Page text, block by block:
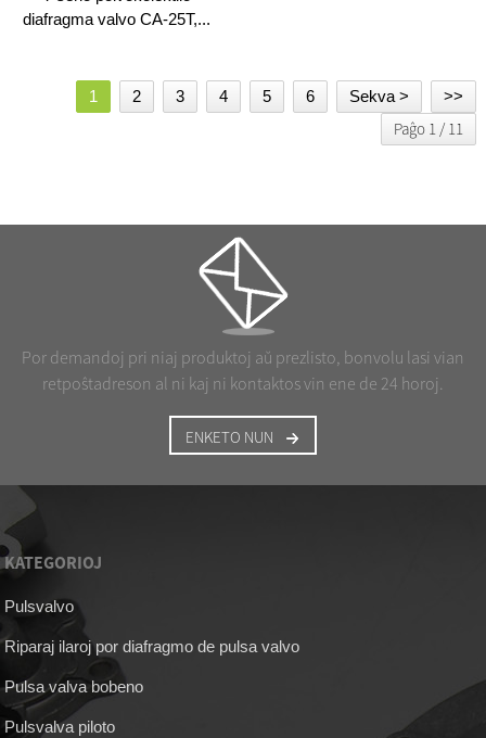
diafragma valvo CA-25T,...
1 2 3 4 5 6 Sekva > >>
Paĝo 1 / 11
Por demandoj pri niaj produktoj aŭ prezlisto, bonvolu lasi vian
retpoŝtadreson al ni kaj ni kontaktos vin ene de 24 horoj.
ENKETO NUN
KATEGORIOJ
Pulsvalvo
Riparaj ilaroj por diafragmo de pulsa valvo
Pulsa valva bobeno
Pulsvalva piloto